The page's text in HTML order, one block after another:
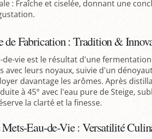
: Fraîche et ciselée, donnant une
de Fabrication : Tradition &
de-vie est le résultat d'une
avec leurs noyaux, suivie d'un
davantage les arômes. Après
à 45° avec l'eau pure de Steige,
la clarté et la finesse.
Eau-de-Vie : Versatilité